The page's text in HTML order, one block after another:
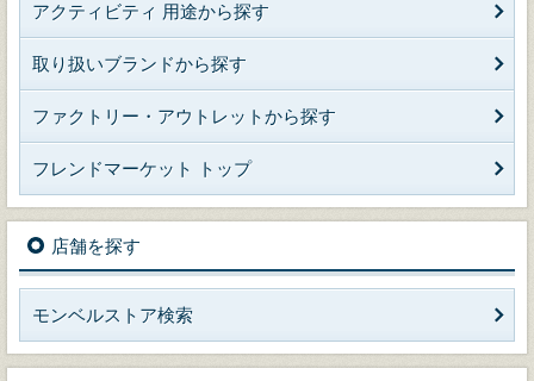
アクティビティ 用途から探す
取り扱いブランドから探す
ファクトリー・アウトレットから探す
フレンドマーケット トップ
店舗を探す
モンベルストア検索